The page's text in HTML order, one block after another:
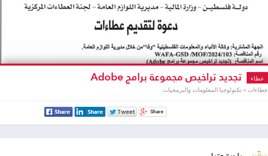
عطاء تجديد تراخيص مجموعة برامج Adobe
عطاءات » تكنولوجيا المعلومات والبرمجيات